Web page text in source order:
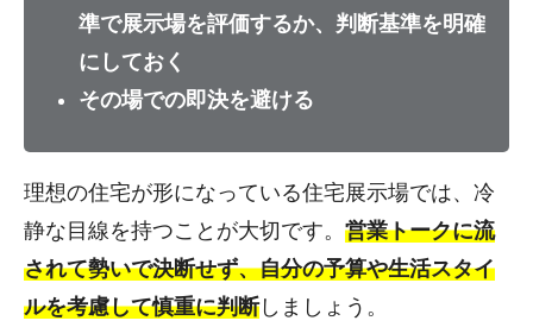
準で展示場を評価するか、判断基準を明確
にしておく
その場での即決を避ける
理想の住宅が形になっている住宅展示場では、冷
静な目線を持つことが大切です。 営業トークに流
されて勢いで決断せず、自分の予算や生活スタイ
ルを考慮して慎重に判断しましょう。